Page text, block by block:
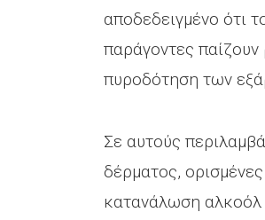
αποδεδειγμένο ότι
παράγοντες
πυροδότηση των
Σε αυτούς
δέρματος,
κατανάλωση αλκοόλ